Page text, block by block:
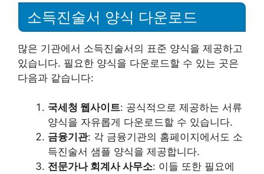
소득진술서 양식 다운로드
많은 기관에서 소득진술서의 표준 양식을 제공하고
있습니다. 필요한 양식을 다운로드할 수 있는 곳은
다음과 같습니다:
국세청 웹사이트: 공식적으로 제공하는 서류
양식을 자유롭게 다운로드할 수 있습니다.
금융기관: 각 금융기관의 홈페이지에서도 소
득진술서 샘플 양식을 제공합니다.
전문가나 회계사 사무소: 이들 또한 필요에